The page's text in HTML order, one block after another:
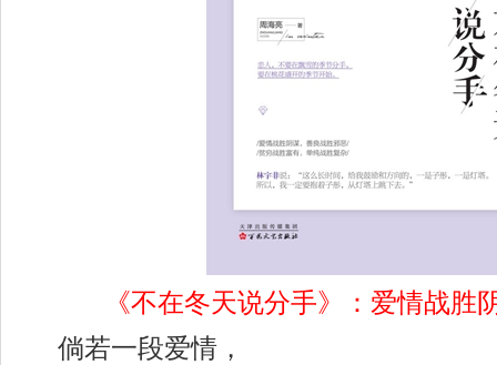
《不在冬天说分手》：爱情战胜
倘若一段爱情，